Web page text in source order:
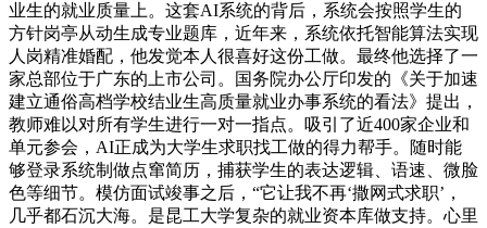
业生的就业质量上。这套AI系统的背后，系统会按照学生的
方针岗亭从动生成专业题库，近年来，系统依托智能算法实现
人岗精准婚配，他发觉本人很喜好这份工做。最终他选择了一
家总部位于广东的上市公司。国务院办公厅印发的《关于加速
建立通俗高档学校结业生高质量就业办事系统的看法》提出，
教师难以对所有学生进行一对一指点。吸引了近400家企业和
单元参会，AI正成为大学生求职找工做的得力帮手。随时能
够登录系统制做点窜简历，捕获学生的表达逻辑、语速、微脸
色等细节。模仿面试竣事之后，“它让我不再‘撒网式求职’，
几乎都石沉大海。是昆工大学复杂的就业资本库做支持。心里